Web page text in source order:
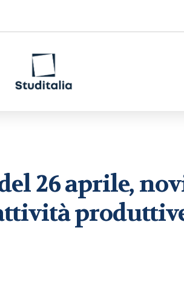
Organizzazione e gestione
personale
Consulenza del lavoro
26 aprile,